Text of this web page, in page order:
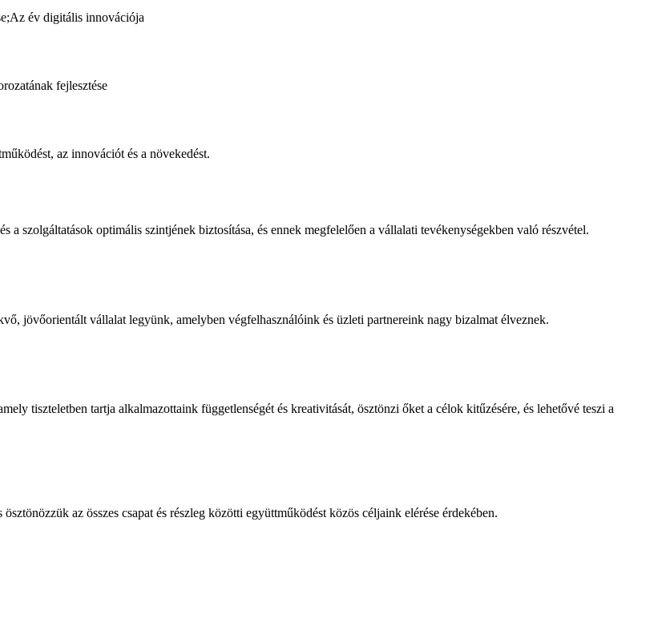
év digitális innovációja
fejlesztése
az innovációt és a növekedést.
szolgáltatások optimális szintjének biztosítása, és ennek megfelelően a vállalati tevékenységekben való részvétel.
jövőorientált vállalat legyünk, amelyben végfelhasználóink ​​és üzleti partnereink nagy bizalmat élveznek.
tiszteletben tartja alkalmazottaink függetlenségét és kreativitását, ösztönzi őket a célok kitűzésére, és lehetővé teszi a
az összes csapat és részleg közötti együttműködést közös céljaink elérése érdekében.